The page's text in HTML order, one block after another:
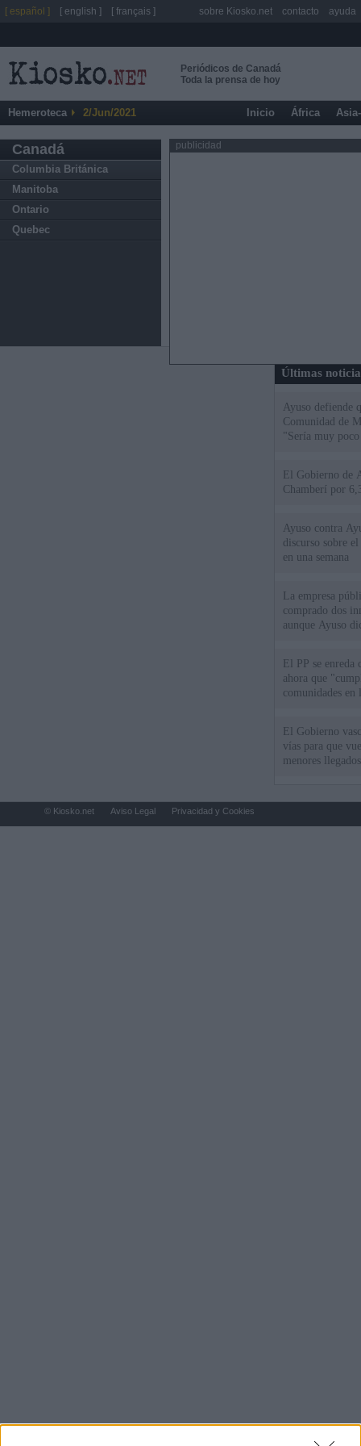
Periódicos de Canadá
Toda la prensa de hoy
Hemeroteca 2/Jun/2021 Inicio África
Canadá
Columbia Británica
Manitoba
Ontario
Quebec
publicidad
Últimas
Ayuso defiende
Comunidad de
"Sería muy
El Gobierno de
Chamberí por
Ayuso contra
discurso sobre
en una semana
La empresa
comprado dos
aunque Ayuso
El PP se
ahora que
comunidades en
El Gobierno
vías para que
menores
[ español ] [ english ] [ français ] sobre Kiosko.net contacto ayuda
© Kiosko.net Aviso Legal Privacidad y Cookies